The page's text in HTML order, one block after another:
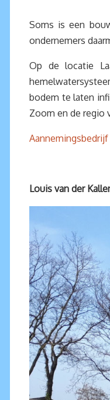
Soms is een
ondernemers
Op de locatie
bodem te laten
Zoom en de regio
Louis van der